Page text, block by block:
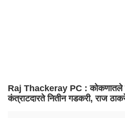
Raj Thackeray PC : कोकणातले
कंत्राटदारते नितीन गडकरी, राज